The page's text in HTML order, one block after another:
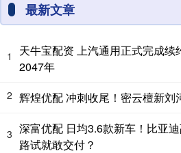
最新文章
1
天牛宝配资 上汽通用正式完成
2047年
2 辉煌优配 冲刺收尾！密云檀新刘
3 深富优配 日均3.6款新车！比亚
路试就敢交付？